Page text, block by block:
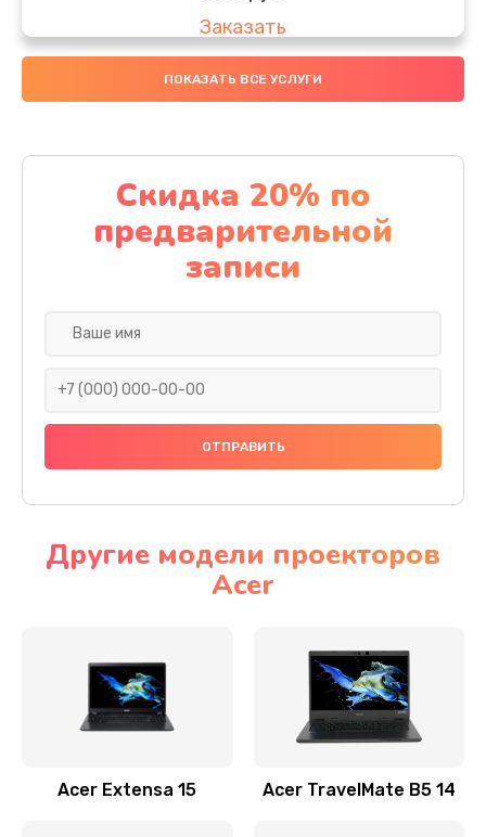
Заказать
Замена южного моста
Заказать
Чистка от пыли
1060 руб.
Заказать
Ремонт подсветки
Настройка BIOS
Замена видеочипа
Заказать
ПОКАЗАТЬ ВСЕ УСЛУГИ
Скидка 20% по
предварительной
записи
Другие модели проекторов
Acer
Acer Extensa 15 Acer TravelMate B5 14